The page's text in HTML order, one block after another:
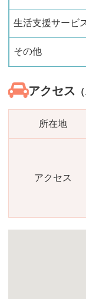
生活支援サービ
その他
アクセス
所在地
アクセス